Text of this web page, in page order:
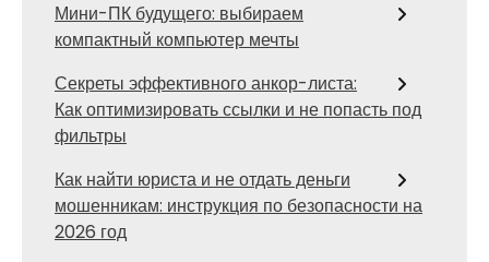
Мини-ПК будущего: выбираем
компактный компьютер мечты
Секреты эффективного анкор-листа:
Как оптимизировать ссылки и не попасть под
фильтры
Как найти юриста и не отдать деньги
мошенникам: инструкция по безопасности на
2026 год